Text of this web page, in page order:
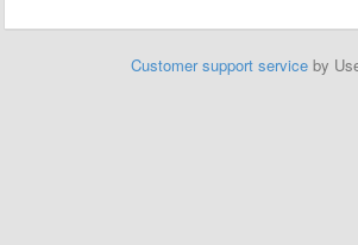
Customer support service by